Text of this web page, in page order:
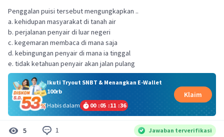
Penggalan puisi tersebut mengungkapkan ..
a. kehidupan masyarakat di tanah air
b. perjalanan penyair di luar negeri
c. kegemaran membaca di mana saja
d. kebingungan penyair di mana ia tinggal
e. tidak ketahuan penyair akan jalan pulang
Ikuti Tryout SNBT & Menangkan E-Wallet
100rb
Habis dalam
00 :05 :11 :36
Klaim
5 1 Jawaban terverifikasi